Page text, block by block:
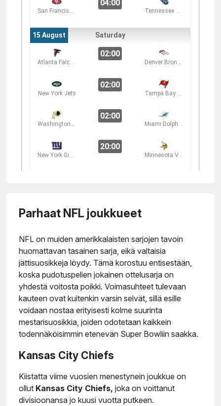
Parhaat NFL joukkueet
NFL on muiden amerikkalaisten sarjojen tavoin
huomattavan tasainen sarja, eikä valtaisia
jättisuosikkeja löydy. Tämä korostuu entisestään,
koska pudotuspelien jokainen ottelusarja on
yhdestä voitosta poikki. Voimasuhteet tulevaan
kauteen ovat kuitenkin varsin selvät, sillä esille
voidaan nostaa erityisesti kolme suurinta
mestarisuosikkia, joiden odotetaan kaikkein
todennäköisimmin etenevän Super Bowliin saakka.
Kansas City Chiefs
Kiistatta viime vuosien menestynein joukkue on
ollut Kansas City Chiefs,joka on voittanut
divisioonansa jo kuusi vuotta putkeen.